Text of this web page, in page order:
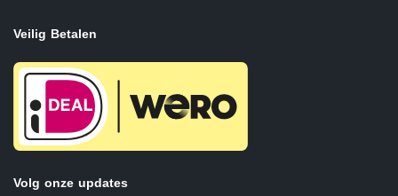
Veilig Betalen
Volg onze updates